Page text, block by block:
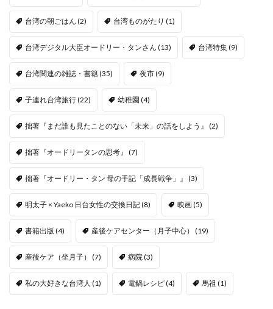
台湾の朝ごはん (2) 台湾ものがたり (1)
台湾デジタル大臣オードリー・タンさん (13) 台湾特集(9)
台湾関連の雑誌・書籍(35) 夜市(9)
子連れ台湾旅行(22) 幼稚園 (4)
拙著『まだ誰も見たことのない「未来」の話をしよう』 (2)
拙著『オードリータンの思考』 (7)
拙著『オードリー・タン 母の手記「成長戦争」』 (3)
明太子 × Yaeko 日台女性の交換日記(8) 映画(5)
書籍出版 (4) 産後ケアセンター（月子中心） (19)
産後ケア（坐月子） (7) 病院(3)
私の大好きな台湾人 (1) 電鍋レシピ(4) 馬祖 (1)